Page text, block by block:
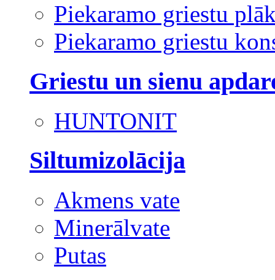
Piekaramo griestu
Piekaramo griestu
Griestu un sienu
HUNTONIT
Siltumizolācija
Akmens vate
Minerālvate
Putas